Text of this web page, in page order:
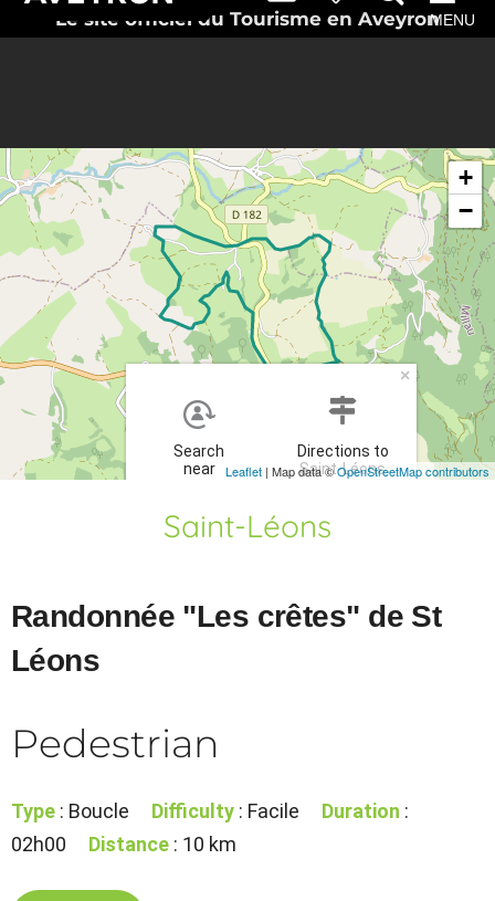
Le site officiel du Tourisme en AveyronMENU
Search
near
Directions to
Saint-Léons
×
+
−
Leaflet | Map data ©OpenStreetMap contributors
Saint-Léons
Randonnée "Les crêtes" de St
Léons
Pedestrian
Type : Boucle Difficulty : Facile Duration :
02h00
Distance : 10 km